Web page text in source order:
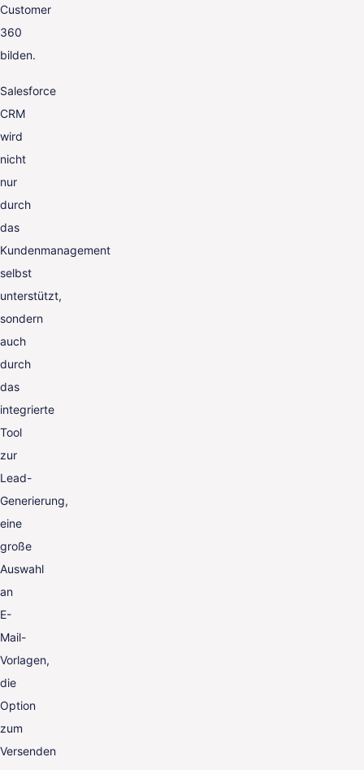
Customer
360
bilden.
Salesforce
CRM
wird
nicht
nur
durch
das
Kundenmanagement
selbst
unterstützt,
sondern
auch
durch
das
integrierte
Tool
zur
Lead-
Generierung,
eine
große
Auswahl
an
E-
Mail-
Vorlagen,
die
Option
zum
Versenden